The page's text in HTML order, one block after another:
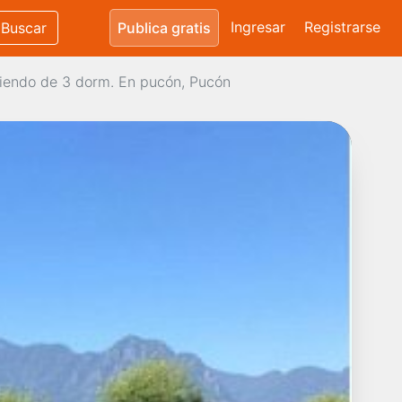
Buscar Publica gratis Ingresar Registrarse
de 3 dorm. En pucón, Pucón